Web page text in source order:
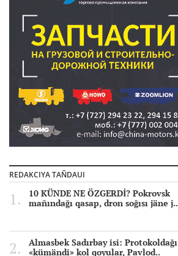
REDAKCIYA TAÑDAUI
10 KÜNDE NE ÖZGERDİ? Pokrovsk
mañındağı qasap, dron soğısı jäne j..
Almasbek Sadırbay isi: Protokoldağı
«kümändi» kol qoyular, Pavlod..